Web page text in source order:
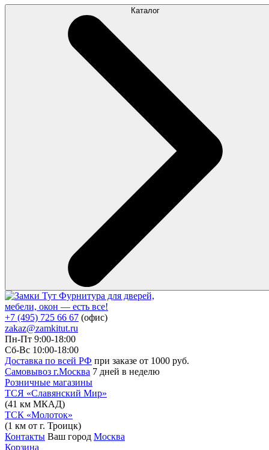
Каталог
Фурнитура для дверей,
мебели, окон — есть все!
+7 (495) 725 66 67 (офис)
zakaz@zamkitut.ru
Пн-Пт 9:00-18:00
Сб-Вс 10:00-18:00
Доставка по всей РФ при заказе от 1000 руб.
Самовывоз г.Москва 7 дней в неделю
Розничные магазины
ТСЯ «Славянский Мир»
(41 км МКАД)
ТСК «Молоток»
(1 км от г. Троицк)
Контакты Ваш город Москва
Корзина